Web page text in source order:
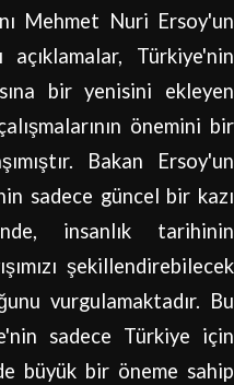
Mehmet Nuri Ersoy'un
açıklamalar, Türkiye'nin
bir yenisini ekleyen
önemini bir
Bakan Ersoy'un
sadece güncel bir kazı
insanlık tarihinin
şekillendirebilecek
vurgulamaktadır. Bu
sadece Türkiye için
büyük bir öneme sahip